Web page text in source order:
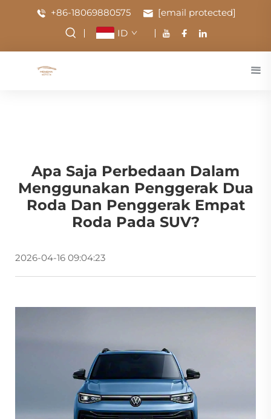
+86-18069880575
[email protected]
ID
Apa Saja Perbedaan Dalam
Menggunakan Penggerak Dua
Roda Dan Penggerak Empat
Roda Pada SUV?
2026-04-16 09:04:23